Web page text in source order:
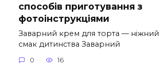
способів приготування з
фотоінструкціями
Заварний крем для торта — ніжний
смак дитинства Заварний
0 16